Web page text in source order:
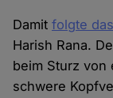
Damitfolgte
Harish Rana.
beim Sturz von
schwere